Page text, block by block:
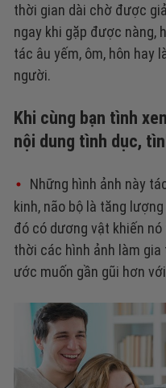
thời gian dài chờ được
ngay khi gặp được nàng,
tác âu yếm, ôm, hôn hay
người.
Khi cùng bạn tình
nội dung tình dục,
Những hình ảnh này
kinh, não bộ là tăng
đó có dương vật khiến
thời các hình ảnh làm
ước muốn gần gũi hơn